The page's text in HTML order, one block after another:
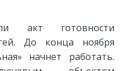
акт готовности
До конца ноября
начнет работать.